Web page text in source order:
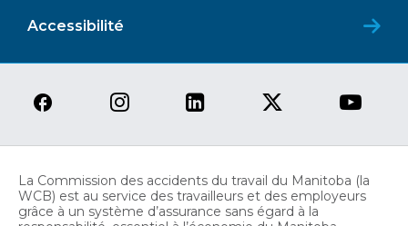
Accessibilité
La Commission des accidents du travail du Manitoba (la
WCB) est au service des travailleurs et des employeurs
grâce à un système d’assurance sans égard à la